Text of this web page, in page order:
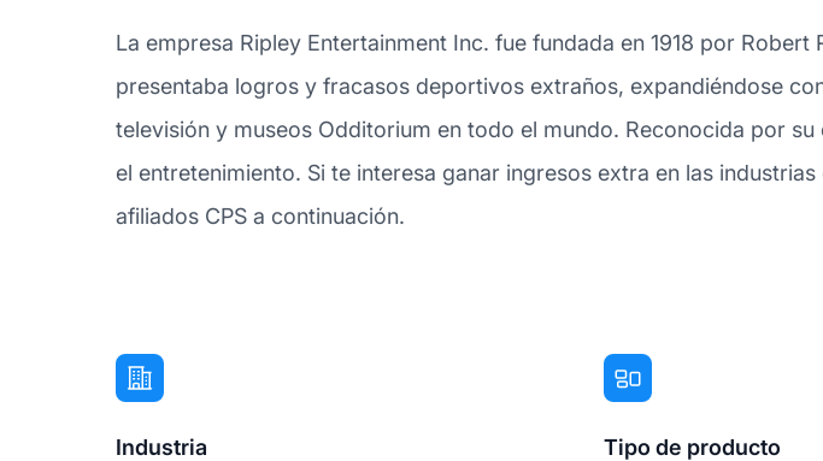
La empresa Ripley Entertainment Inc. fue fundada en 1918 por
presentaba logros y fracasos deportivos extraños, expandiéndose
televisión y museos Odditorium en todo el mundo. Reconocida por
el entretenimiento. Si te interesa ganar ingresos extra en las
afiliados CPS a continuación.
Industria Tipo de producto